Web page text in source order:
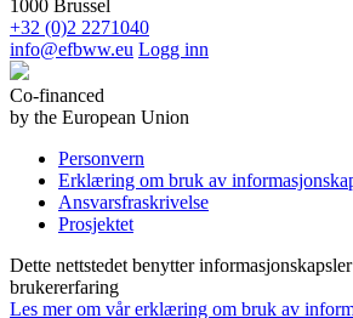
1000 Brussel
+32 (0)2 2271040
info@efbww.eu Logg inn
Co-financed
by the European Union
Personvern
Erklæring om bruk av
Ansvarsfraskrivelse
Prosjektet
Dette nettstedet benytter
brukererfaring
Les mer om vår erklæring om bruk av